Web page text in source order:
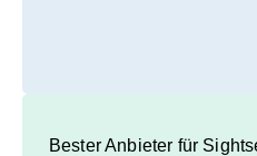
Bester Anbieter für